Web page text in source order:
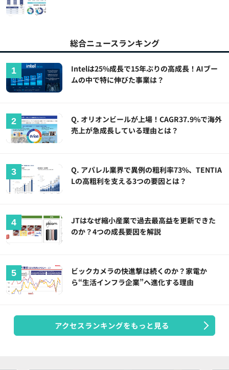
総合ニュースランキング
Intelは25%成長で15年ぶりの高成長！AIブー
ムの中で特に伸びた事業は？
Q. オリオンビールが上場！CAGR37.9%で海外
売上が急成長している理由とは？
Q. アパレル業界で異例の粗利率73%、TENTIA
Lの高粗利を支える3つの要因とは？
JTはなぜ縮小産業で過去最高益を更新できた
のか？4つの成長要因を解説
ビックカメラの快進撃は続くのか？家電か
ら“生活インフラ企業”へ進化する理由
アクセスランキングをもっと見る